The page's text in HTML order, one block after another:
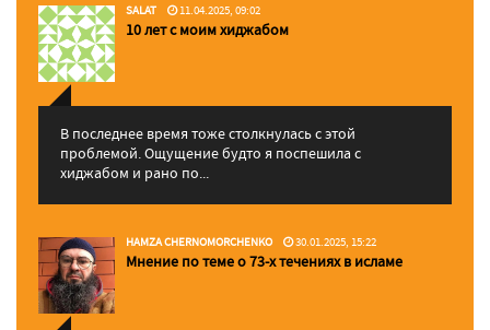
SALAT 11.04.2025, 09:02
10 лет с моим хиджабом
В последнее время тоже столкнулась с этой
проблемой. Ощущение будто я поспешила с
хиджабом и рано по...
HAMZA CHERNOMORCHENKO 30.01.2025, 15:22
Мнение по теме о 73-х течениях в исламе